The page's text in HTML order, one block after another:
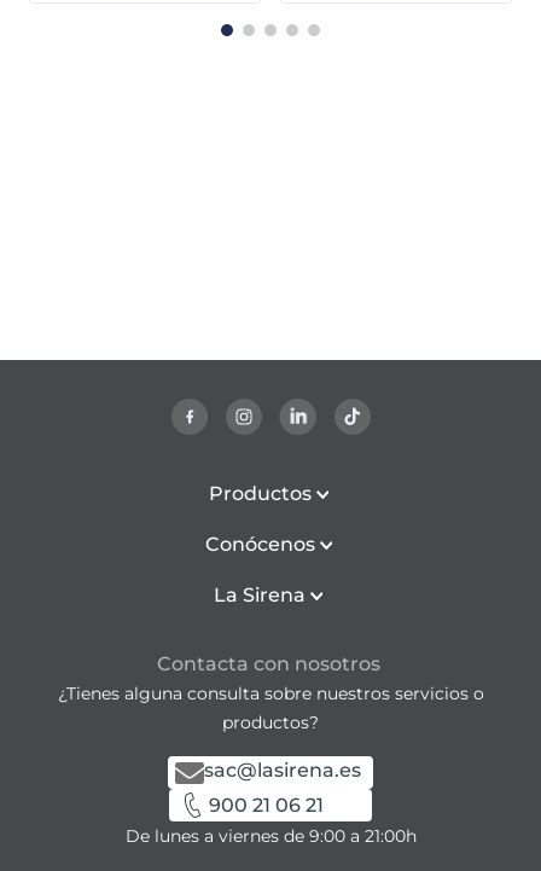
Productos
Conócenos
La Sirena
Contacta con nosotros
¿Tienes alguna consulta sobre nuestros servicios o
productos?
sac@lasirena.es
900 21 06 21
De lunes a viernes de 9:00 a 21:00h